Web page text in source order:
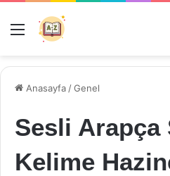
Menü
Anasayfa /Genel
Sesli Arapça
Kelime